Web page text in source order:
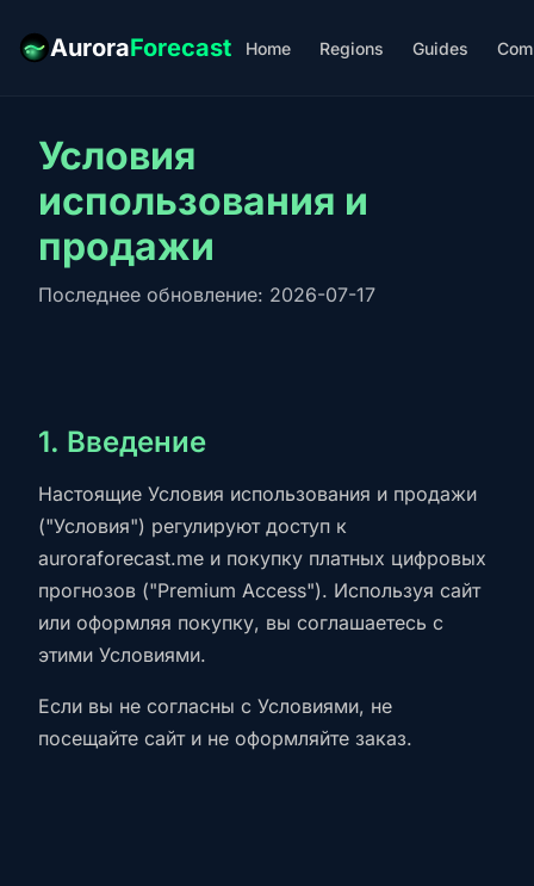
AuroraForecast Home Regions Guides
Условия
использования и
продажи
Последнее обновление: 2026-07-17
1. Введение
Настоящие Условия использования и продажи
("Условия") регулируют доступ к
auroraforecast.me и покупку платных цифровых
прогнозов ("Premium Access"). Используя сайт
или оформляя покупку, вы соглашаетесь с
этими Условиями.
Если вы не согласны с Условиями, не
посещайте сайт и не оформляйте заказ.